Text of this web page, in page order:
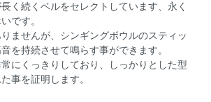
く続くベルをセレクトしています、永く
です。
ませんが、シンギングボウルのスティッ
を持続させて鳴らす事ができます。
にくっきりしており、しっかりとした型
事を証明します。